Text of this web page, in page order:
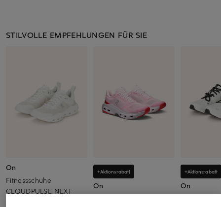
STILVOLLE EMPFEHLUNGEN FÜR SIE
On
Fitnessschuhe
CLOUDPULSE NEXT
+Aktionsrabatt
On
+Aktionsrabatt
On